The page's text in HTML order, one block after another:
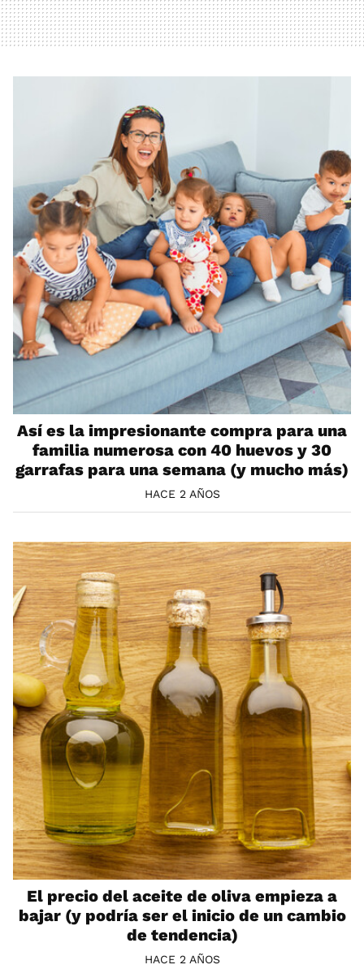
Así es la impresionante compra para una
familia numerosa con 40 huevos y 30
garrafas para una semana (y mucho más)
HACE 2 AÑOS
El precio del aceite de oliva empieza a
bajar (y podría ser el inicio de un cambio
de tendencia)
HACE 2 AÑOS